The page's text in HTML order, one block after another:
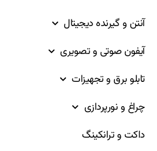
آنتن و گیرنده دیجیتال
آیفون صوتی و تصویری
تابلو برق و تجهیزات
چراغ و نورپردازی
داکت و ترانکینگ